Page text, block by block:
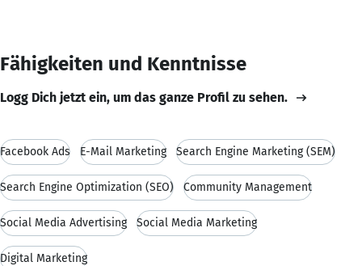
Fähigkeiten und Kenntnisse
Logg Dich jetzt ein, um das ganze Profil zu sehen.
Facebook Ads E-Mail Marketing Search Engine Marketing (SEM)
Search Engine Optimization (SEO) Community Management
Social Media Advertising Social Media Marketing
Digital Marketing